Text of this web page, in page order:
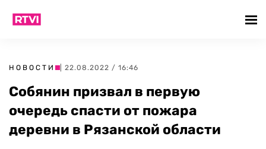
НОВОСТИ | 22.08.2022 / 16:46
Собянин призвал в первую
очередь спасти от пожара
деревни в Рязанской области